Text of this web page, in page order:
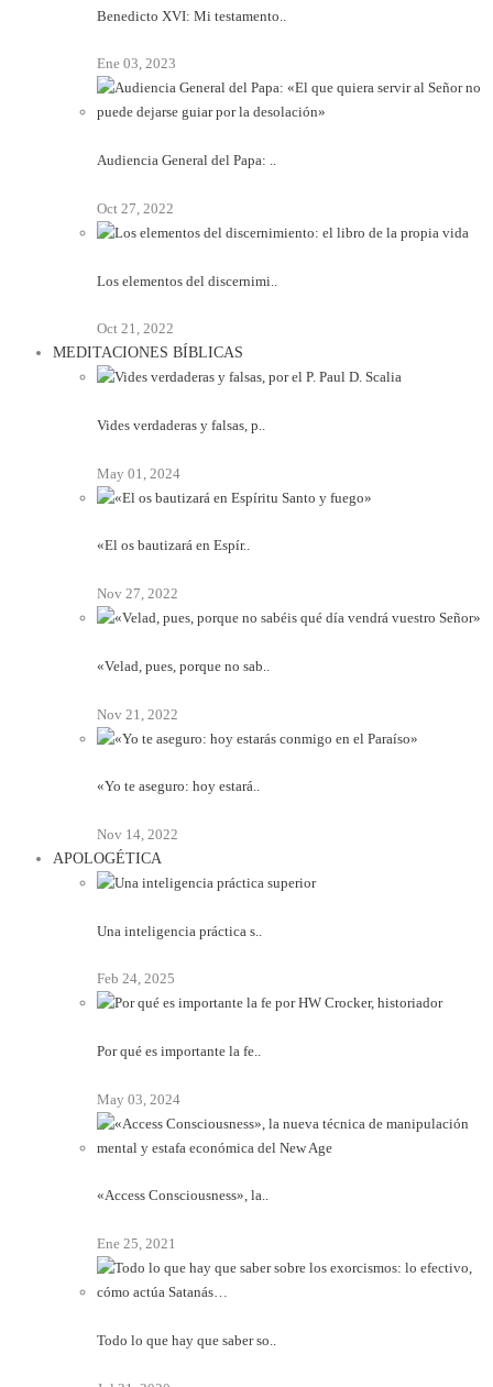
Benedicto XVI: Mi testamento..
Ene 03, 2023
Audiencia General del Papa: ..
Oct 27, 2022
Los elementos del discernimi..
Oct 21, 2022
MEDITACIONES BÍBLICAS
Vides verdaderas y falsas, p..
May 01, 2024
«El os bautizará en Espír..
Nov 27, 2022
«Velad, pues, porque no sab..
Nov 21, 2022
«Yo te aseguro: hoy estará..
Nov 14, 2022
APOLOGÉTICA
Una inteligencia práctica s..
Feb 24, 2025
Por qué es importante la fe..
May 03, 2024
«Access Consciousness», la..
Ene 25, 2021
Todo lo que hay que saber so..